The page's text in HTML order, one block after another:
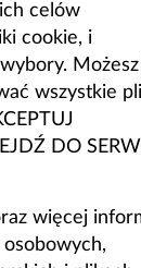
celów
cookie, i
wszystkie
DO
więcej